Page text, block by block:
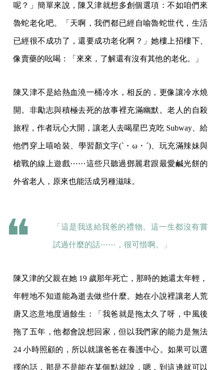
呢？」簡單來說，陳又津就想多創個選項：不如咱們來
魯蛇老化吧。「天啊，我們都已經自喻魯蛇世代，生活
已經很不成功了，還要成功老化啊？」她樓上招樓下、
像賣藥的吆喝：「來來，了解還有沒有其他的老化。」
陳又津不是給熱血澆一桶冷水，相反的，更像讓冷水燒
開。非勵志與積極去死的故事裡充滿幽默。老人的自殺
旅程，作者玩心大開，讓老人去喝星巴克吃 Subway、給
他們穿上嘻哈裝、學習顏文字(`・ω・´)、玩充滿辣妹與
槍戰的線上遊戲⋯⋯這些只聽過鄧麗君跟最愛鹹光餅的
外省老人，原來也能活成另種滋味。
「這是我送給我爸的禮物。這一生都沒有嘗
試過什麼的話⋯⋯，很可惜啊。」
陳又津的父親在她 19 歲那年死亡，那時的她還太年輕，
年輕地不知道能為逝去做些什麼。她在小說裡讓老人荒
唐又恣意地度過餘生：「我爸就是拖太久了呀，中風後
拖了五年，他都會說想回家，但以我們家的能力是無法
24 小時照顧的，所以就讓爸爸在養護中心。如果可以選
擇的話，那是不是能在某個點就說，嗯，到這邊就可以